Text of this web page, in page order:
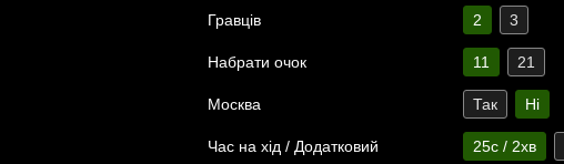
Гравців 2 3
Набрати очок 11 21
Москва Так Ні
Час на хід / Додатковий 25с / 2хв